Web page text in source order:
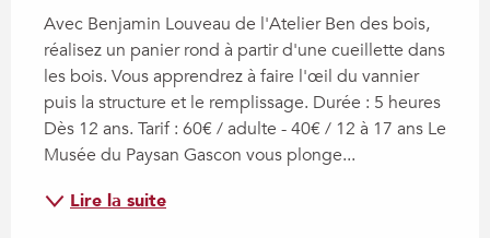
Avec Benjamin Louveau de l'Atelier Ben des bois,
réalisez un panier rond à partir d'une cueillette dans
les bois. Vous apprendrez à faire l'œil du vannier
puis la structure et le remplissage. Durée : 5 heures
Dès 12 ans. Tarif : 60€ / adulte - 40€ / 12 à 17 ans Le
Musée du Paysan Gascon vous plonge...
Lire la suite